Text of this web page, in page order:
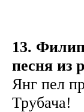
13.
песня из
Янг пел
Трубача!